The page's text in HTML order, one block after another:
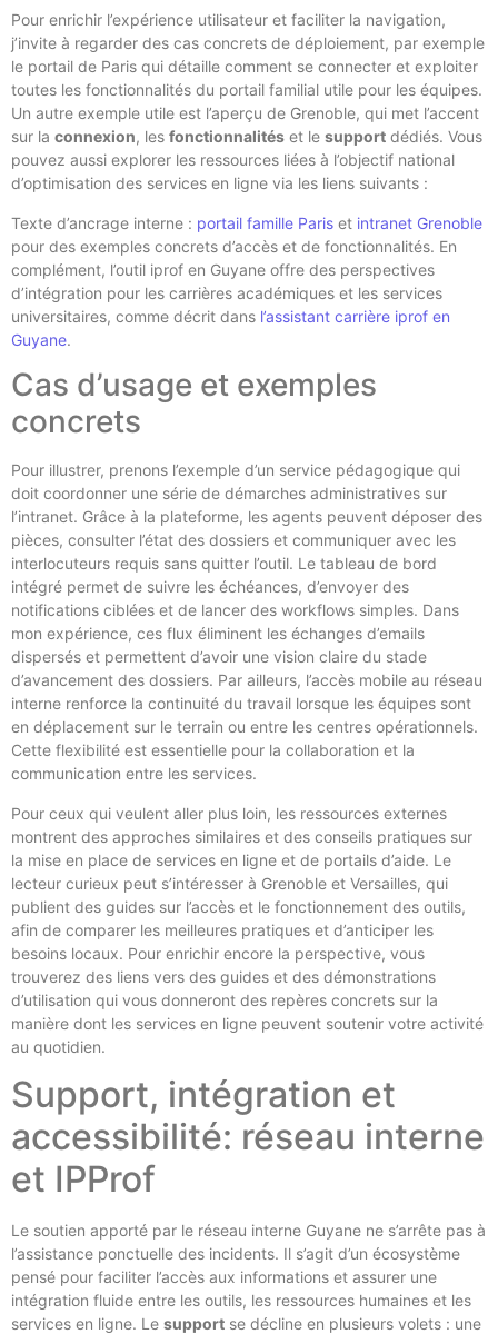
Pour enrichir l’expérience utilisateur et faciliter la navigation,
j’invite à regarder des cas concrets de déploiement, par exemple
le portail de Paris qui détaille comment se connecter et exploiter
toutes les fonctionnalités du portail familial utile pour les équipes.
Un autre exemple utile est l’aperçu de Grenoble, qui met l’accent
sur la connexion, les fonctionnalités et le support dédiés. Vous
pouvez aussi explorer les ressources liées à l’objectif national
d’optimisation des services en ligne via les liens suivants :
Texte d’ancrage interne : portail famille Paris et intranet Grenoble
pour des exemples concrets d’accès et de fonctionnalités. En
complément, l’outil iprof en Guyane offre des perspectives
d’intégration pour les carrières académiques et les services
universitaires, comme décrit dans l’assistant carrière iprof en
Guyane.
Cas d’usage et exemples
concrets
Pour illustrer, prenons l’exemple d’un service pédagogique qui
doit coordonner une série de démarches administratives sur
l’intranet. Grâce à la plateforme, les agents peuvent déposer des
pièces, consulter l’état des dossiers et communiquer avec les
interlocuteurs requis sans quitter l’outil. Le tableau de bord
intégré permet de suivre les échéances, d’envoyer des
notifications ciblées et de lancer des workflows simples. Dans
mon expérience, ces flux éliminent les échanges d’emails
dispersés et permettent d’avoir une vision claire du stade
d’avancement des dossiers. Par ailleurs, l’accès mobile au réseau
interne renforce la continuité du travail lorsque les équipes sont
en déplacement sur le terrain ou entre les centres opérationnels.
Cette flexibilité est essentielle pour la collaboration et la
communication entre les services.
Pour ceux qui veulent aller plus loin, les ressources externes
montrent des approches similaires et des conseils pratiques sur
la mise en place de services en ligne et de portails d’aide. Le
lecteur curieux peut s’intéresser à Grenoble et Versailles, qui
publient des guides sur l’accès et le fonctionnement des outils,
afin de comparer les meilleures pratiques et d’anticiper les
besoins locaux. Pour enrichir encore la perspective, vous
trouverez des liens vers des guides et des démonstrations
d’utilisation qui vous donneront des repères concrets sur la
manière dont les services en ligne peuvent soutenir votre activité
au quotidien.
Support, intégration et
accessibilité: réseau interne
et IPProf
Le soutien apporté par le réseau interne Guyane ne s’arrête pas à
l’assistance ponctuelle des incidents. Il s’agit d’un écosystème
pensé pour faciliter l’accès aux informations et assurer une
intégration fluide entre les outils, les ressources humaines et les
services en ligne. Le support se décline en plusieurs volets : une